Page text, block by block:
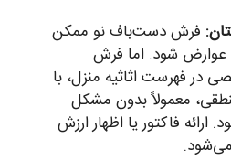
فرش دست‌باف نو ممکن
شود. اما فرش
فهرست اثاثیه منزل، با
معمولاً بدون مشکل
فاکتور یا اظهار ارزش